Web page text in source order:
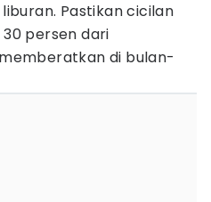
Pastikan cicilan
persen dari
di bulan-